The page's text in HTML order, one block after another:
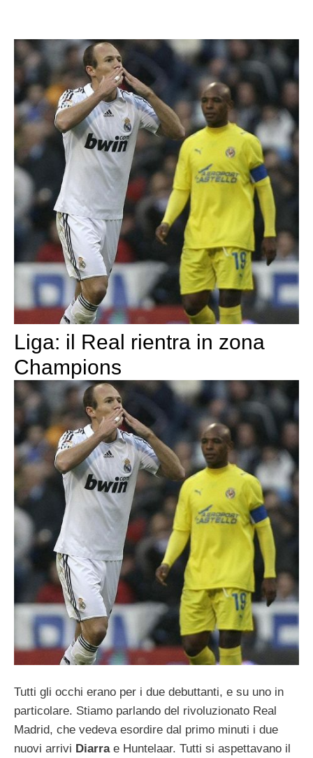
Liga: il Real rientra in zona
Champions
Tutti gli occhi erano per i due debuttanti, e su uno in
particolare. Stiamo parlando del rivoluzionato Real
Madrid, che vedeva esordire dal primo minuti i due
nuovi arrivi Diarra e Huntelaar. Tutti si aspettavano il